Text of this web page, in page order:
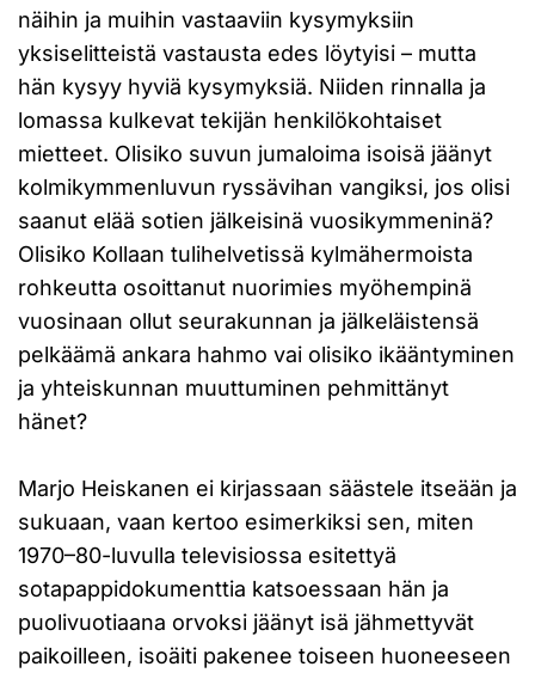
näihin ja muihin vastaaviin kysymyksiin
yksiselitteistä vastausta edes löytyisi – mutta
hän kysyy hyviä kysymyksiä. Niiden rinnalla ja
lomassa kulkevat tekijän henkilökohtaiset
mietteet. Olisiko suvun jumaloima isoisä jäänyt
kolmikymmenluvun ryssävihan vangiksi, jos olisi
saanut elää sotien jälkeisinä vuosikymmeninä?
Olisiko Kollaan tulihelvetissä kylmähermoista
rohkeutta osoittanut nuorimies myöhempinä
vuosinaan ollut seurakunnan ja jälkeläistensä
pelkäämä ankara hahmo vai olisiko ikääntyminen
ja yhteiskunnan muuttuminen pehmittänyt
hänet?
Marjo Heiskanen ei kirjassaan säästele itseään ja
sukuaan, vaan kertoo esimerkiksi sen, miten
1970–80-luvulla televisiossa esitettyä
sotapappidokumenttia katsoessaan hän ja
puolivuotiaana orvoksi jäänyt isä jähmettyvät
paikoilleen, isoäiti pakenee toiseen huoneeseen